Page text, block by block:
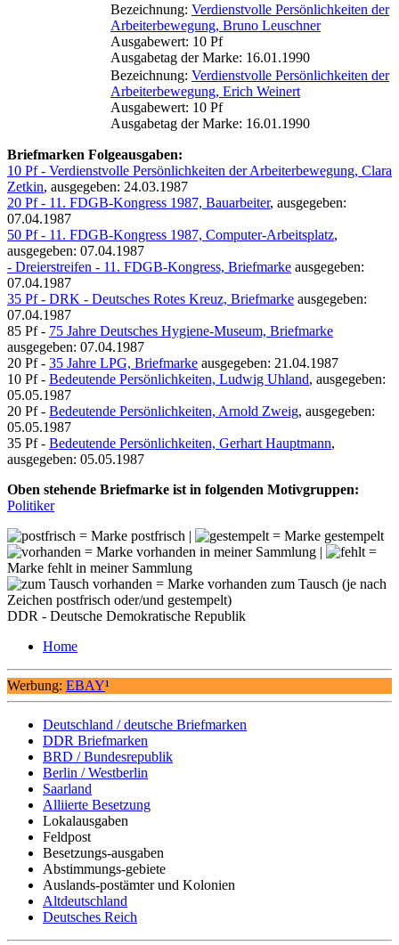
Bezeichnung: Verdienstvolle Persönlichkeiten der
Arbeiterbewegung, Bruno Leuschner
Ausgabewert: 10 Pf
Ausgabetag der Marke: 16.01.1990
Bezeichnung: Verdienstvolle Persönlichkeiten der
Arbeiterbewegung, Erich Weinert
Ausgabewert: 10 Pf
Ausgabetag der Marke: 16.01.1990
Briefmarken Folgeausgaben:
10 Pf - Verdienstvolle Persönlichkeiten der Arbeiterbewegung, Clara
Zetkin, ausgegeben: 24.03.1987
20 Pf - 11. FDGB-Kongress 1987, Bauarbeiter, ausgegeben:
07.04.1987
50 Pf - 11. FDGB-Kongress 1987, Computer-Arbeitsplatz,
ausgegeben: 07.04.1987
- Dreierstreifen - 11. FDGB-Kongress, Briefmarke ausgegeben:
07.04.1987
35 Pf - DRK - Deutsches Rotes Kreuz, Briefmarke ausgegeben:
07.04.1987
85 Pf - 75 Jahre Deutsches Hygiene-Museum, Briefmarke
ausgegeben: 07.04.1987
20 Pf - 35 Jahre LPG, Briefmarke ausgegeben: 21.04.1987
10 Pf - Bedeutende Persönlichkeiten, Ludwig Uhland, ausgegeben:
05.05.1987
20 Pf - Bedeutende Persönlichkeiten, Arnold Zweig, ausgegeben:
05.05.1987
35 Pf - Bedeutende Persönlichkeiten, Gerhart Hauptmann,
ausgegeben: 05.05.1987
Oben stehende Briefmarke ist in folgenden Motivgruppen:
Politiker
= Marke postfrisch |
= Marke gestempelt
= Marke vorhanden in meiner Sammlung |
=
Marke fehlt in meiner Sammlung
= Marke vorhanden zum Tausch (je nach
Zeichen postfrisch oder/und gestempelt)
DDR - Deutsche Demokratische Republik
Home
Werbung: EBAY¹
Deutschland / deutsche Briefmarken
DDR Briefmarken
BRD / Bundesrepublik
Berlin / Westberlin
Saarland
Alliierte Besetzung
Lokalausgaben
Feldpost
Besetzungs-ausgaben
Abstimmungs-gebiete
Auslands-postämter und Kolonien
Altdeutschland
Deutsches Reich